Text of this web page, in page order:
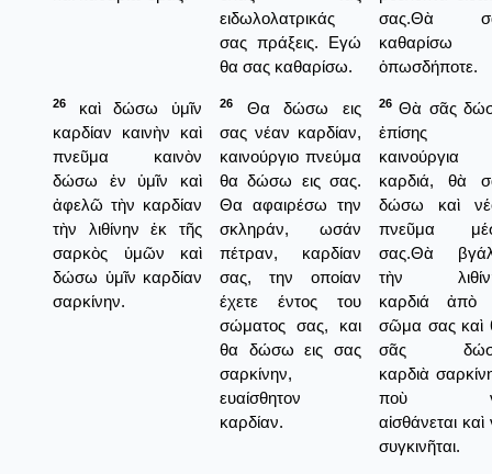
ειδωλολατρικάς
σας πράξεις. Εγώ
θα σας καθαρίσω.
σας.Θὰ
καθαρίσω
ὁπωσδήποτε.
26
καὶ δώσω ὑμῖν
καρδίαν καινὴν καὶ
πνεῦμα καινὸν
δώσω ἐν ὑμῖν καὶ
ἀφελῶ τὴν καρδίαν
τὴν λιθίνην ἐκ τῆς
σαρκὸς ὑμῶν καὶ
δώσω ὑμῖν καρδίαν
σαρκίνην.
26
Θα δώσω εις
σας νέαν καρδίαν,
καινούργιο πνεύμα
θα δώσω εις σας.
Θα αφαιρέσω την
σκληράν, ωσάν
πέτραν, καρδίαν
σας, την οποίαν
έχετε έντος του
σώματος σας, και
θα δώσω εις σας
σαρκίνην,
ευαίσθητον
καρδίαν.
26 Θὰ σᾶς
ἐπίσης
καινούργια
καρδιά, θὰ
δώσω καὶ
πνεῦμα
σας.Θὰ
τὴν
καρδιά ἀπὸ
σῶμα σας καὶ
σᾶς
καρδιὰ
ποὺ
αἰσθάνεται καὶ
συγκινῆται.